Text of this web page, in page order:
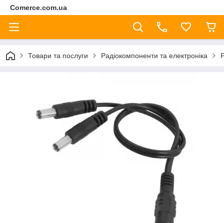
Comerce.com.ua
Товари та послуги Радіокомпоненти та електроніка